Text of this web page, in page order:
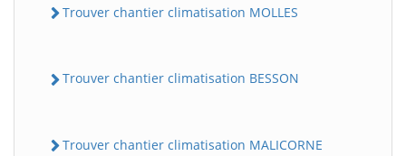
Trouver chantier climatisation MOLLES
Trouver chantier climatisation BESSON
Trouver chantier climatisation MALICORNE